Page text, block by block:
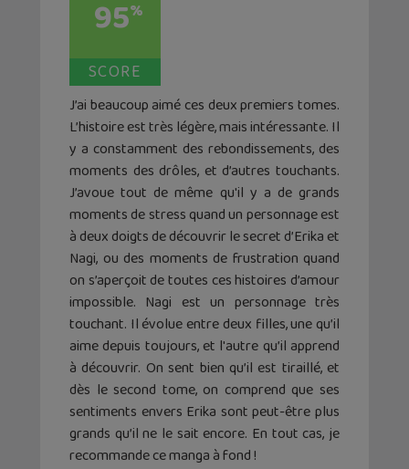
95%
SCORE
J’ai beaucoup aimé ces deux premiers tomes.
L’histoire est très légère, mais intéressante. Il
y a constamment des rebondissements, des
moments des drôles, et d’autres touchants.
J’avoue tout de même qu'il y a de grands
moments de stress quand un personnage est
à deux doigts de découvrir le secret d’Erika et
Nagi, ou des moments de frustration quand
on s’aperçoit de toutes ces histoires d’amour
impossible. Nagi est un personnage très
touchant. Il évolue entre deux filles, une qu’il
aime depuis toujours, et l'autre qu’il apprend
à découvrir. On sent bien qu’il est tiraillé, et
dès le second tome, on comprend que ses
sentiments envers Erika sont peut-être plus
grands qu’il ne le sait encore. En tout cas, je
recommande ce manga à fond !